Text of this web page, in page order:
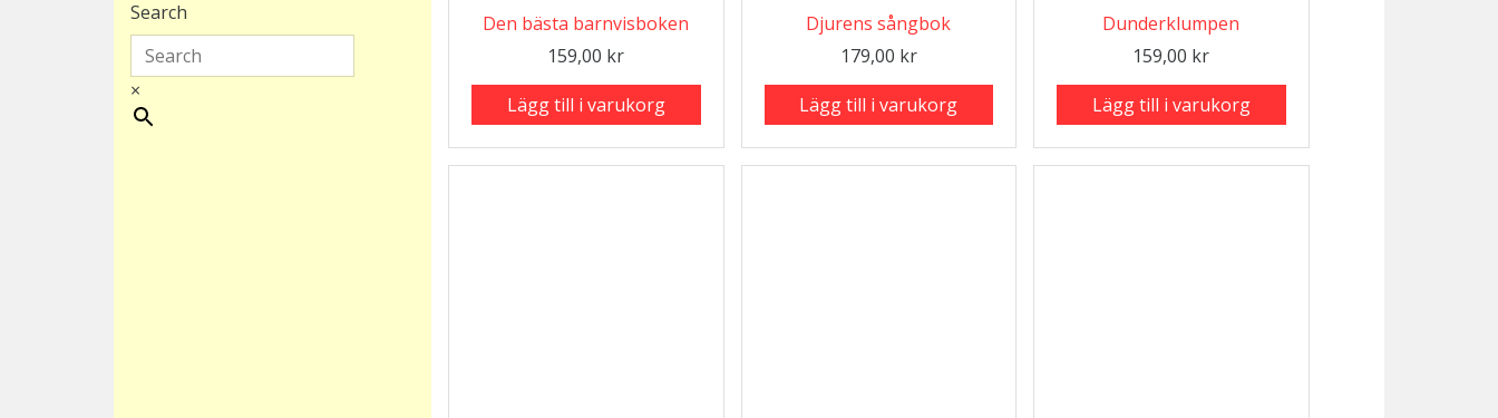
Search
×
Den bästa barnvisboken
159,00 kr
Lägg till i varukorg
Djurens sångbok
179,00 kr
Lägg till i varukorg
Dunderklumpen
159,00 kr
Lägg till i varukorg